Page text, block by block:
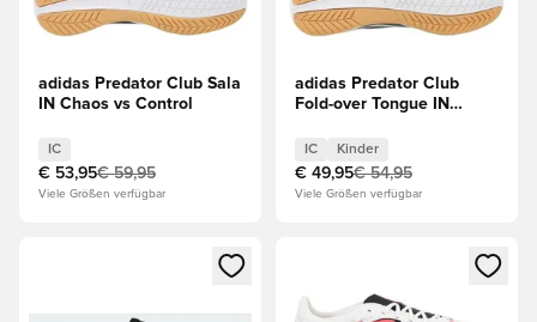
adidas Predator Club Sala
IN Chaos vs Control
IC
€ 53,95€ 59,95
Viele Größen verfügbar
adidas Predator Club
Fold-over Tongue IN
IC Kinder
€ 49,95€ 54,95
Viele Größen verfügbar
Öffnet ein Fenster zum Anmelden oder Registrieren als
Öffnet ein Fenster zum